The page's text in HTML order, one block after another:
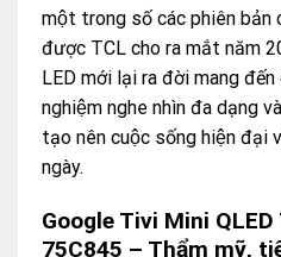
một trong số các phiên bản
được TCL cho ra mắt năm
LED mới lại ra đời mang
nghiệm nghe nhìn đa dạng
tạo nên cuộc sống hiện đại
ngày.
Google Tivi Mini
75C845 – Thẩm mỹ,